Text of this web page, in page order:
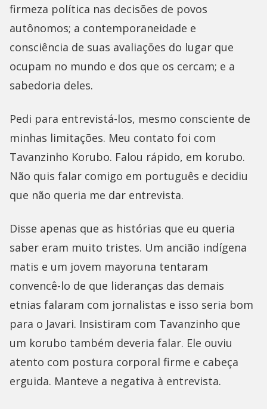
firmeza política nas decisões de povos
autônomos; a contemporaneidade e
consciência de suas avaliações do lugar que
ocupam no mundo e dos que os cercam; e a
sabedoria deles.
Pedi para entrevistá-los, mesmo consciente de
minhas limitações. Meu contato foi com
Tavanzinho Korubo. Falou rápido, em korubo.
Não quis falar comigo em português e decidiu
que não queria me dar entrevista.
Disse apenas que as histórias que eu queria
saber eram muito tristes. Um ancião indígena
matis e um jovem mayoruna tentaram
convencê-lo de que lideranças das demais
etnias falaram com jornalistas e isso seria bom
para o Javari. Insistiram com Tavanzinho que
um korubo também deveria falar. Ele ouviu
atento com postura corporal firme e cabeça
erguida. Manteve a negativa à entrevista.